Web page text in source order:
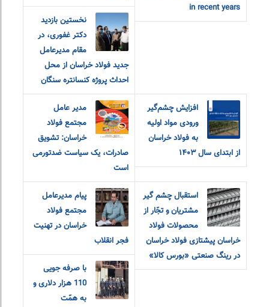
in recent years
نخستین بازدید
دکتر غفوری، در
مقام مدیرعامل
جدید فولاد خراسان از محل
احداث پروژه کنسانتره سنگان
افزایش چشم‌گیر
ورودی مواد اولیه
به فولاد خراسان
از ابتدای سال ۱۴۰۳
مدیر عامل
مجتمع فولاد
خراسان: تشویق
صادرات، یک سیاست ضدتورمی
است
استقبال چشم گیر
مشتریان و تجّار از
محصولات فولاد
خراسان پیشتازی فولاد خراسان
در رینگ صنعتی «بورس کالا»
پیام مدیرعامل
مجتمع فولاد
خراسان در تهنیت
فجر انقلاب
با صرفه جویی
110 هزار دلاری و
به همّت